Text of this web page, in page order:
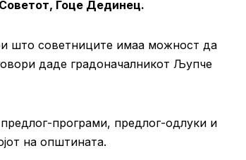
Гоце Дединец.
што советниците имаа можност да
даде градоначалникот Љупче
програми, предлог-одлуки и
на општината.